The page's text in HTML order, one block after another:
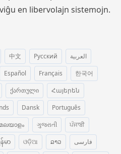
en libervolajn sistemojn.
中文 Русский
العربية
Español Français
한국어
ქართული
Հայերեն
Dansk
Português
മലയാളം ગુજરાતી
ਪੰਜਾਬੀ
န်မာ ଓଡ଼ିଆ ລາວ
فارسی